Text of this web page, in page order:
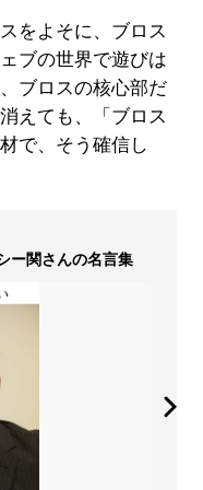
をよそに、ブロス
ブの世界で遊びは
ブロスの核心部だ
えても、「ブロス
で、そう確信し
ー関さんの名言集